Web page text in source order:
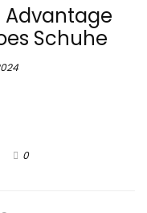
Advantage
Schuhe
0